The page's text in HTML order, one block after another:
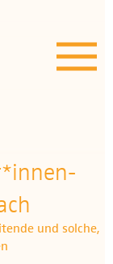
und solche,